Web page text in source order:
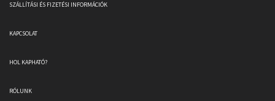
SZÁLLÍTÁSI ÉS FIZETÉSI INFORMÁCIÓK
KAPCSOLAT
HOL KAPHATÓ?
RÓLUNK